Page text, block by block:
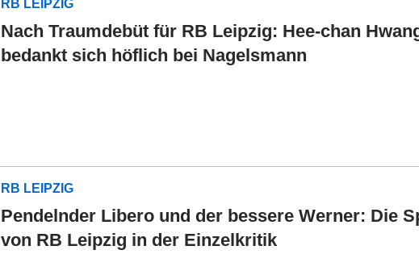
RB LEIPZIG
Nach Traumdebüt für RB Leipzig: Hee-chan
bedankt sich höflich bei Nagelsmann
RB LEIPZIG
Pendelnder Libero und der bessere Werner: Die
von RB Leipzig in der Einzelkritik